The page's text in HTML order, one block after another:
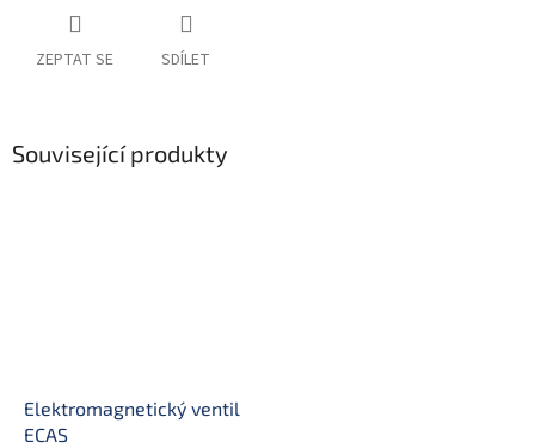
ZEPTAT SE SDÍLET
Související produkty
Elektromagnetický ventil
ECAS